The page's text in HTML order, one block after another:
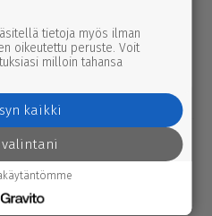
lii­ken­nettä
suunnalla – syys­
Kui­vas­jär­ven
vuoden 2026
tietoja myös ilman
oikeutettu peruste. Voit
milloin tahansa
kaikki
valintani